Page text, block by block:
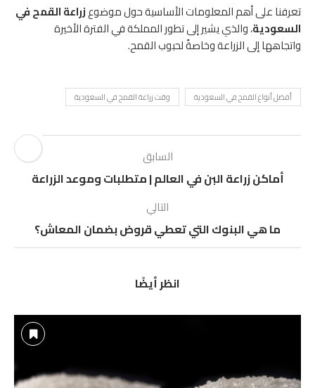
تعرفنا على أهم المعلومات الأساسية حول موضوعزراعة القمح في
السعودية، والذي يشير إلى تطور المملكة في الفترة الأخيرة
واتجاهها إلى الزراعة وخاصةً لحبوب القمح.
أفضل أنواع القمح في السعودية وقت زراعة القمح في السعودية
السابق
أماكن زراعة البن في العالم | متطلبات وموعد الزراعة
التالي
ما هي البنوك التي تعطي قروض بضمان المعاش؟
انظر أيضًا